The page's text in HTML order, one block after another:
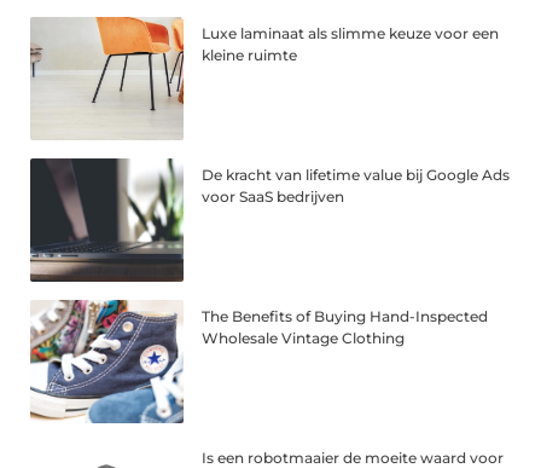
Luxe laminaat als slimme keuze voor een
kleine ruimte
De kracht van lifetime value bij Google Ads
voor SaaS bedrijven
The Benefits of Buying Hand-Inspected
Wholesale Vintage Clothing
Is een robotmaaier de moeite waard voor